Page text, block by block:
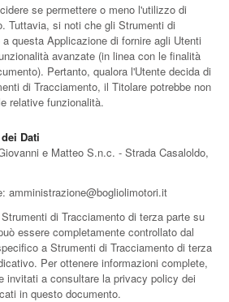
se permettere o meno l'utilizzo di
Tuttavia, si noti che gli Strumenti di
questa Applicazione di fornire agli Utenti
avanzate (in linea con le finalità
Pertanto, qualora l'Utente decida di
di Tracciamento, il Titolare potrebbe non
relative funzionalità.
Dati
e Matteo S.n.c. - Strada Casaloldo,
amministrazione@bogliolimotori.it
di Tracciamento di terza parte su
essere completamente controllato dal
a Strumenti di Tracciamento di terza
Per ottenere informazioni complete,
invitati a consultare la privacy policy dei
in questo documento.